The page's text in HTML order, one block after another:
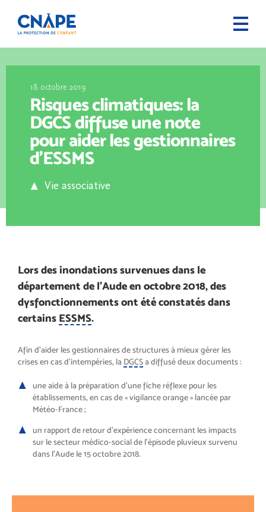
18 octobre 2019
Risques climatiques: la
DGCS diffuse une note
pour aider les gestionnaires
d’ESSMS
Vie associative
Lors des inondations survenues dans le
département de l’Aude en octobre 2018, des
dysfonctionnements ont été constatés dans
certains ESSMS.
Afin d’aider les gestionnaires de structures à mieux gérer les
crises en cas d’intempéries, la DGCSa diffusé deux documents :
une aide à la préparation d’une fiche réflexe pour les
établissements, en cas de « vigilance orange » lancée par
Météo-France ;
un rapport de retour d’expérience concernant les impacts
sur le secteur médico-social de l’épisode pluvieux survenu
dans l’Aude le 15 octobre 2018.